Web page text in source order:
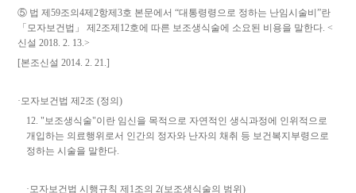
⑤ 법 제59조의4제2항제3호 본문에서“대통령령으로 정하는 난임시술비”란
「 모자보건법 」제2조제 12호에 따른 보조생식술에 소요된 비용을 말한다. <
신설2018. 2. 13.>
[본조신설2014. 2. 21.]
·모자보건법 제2조(정의)
12. " 보조생식술"이란 임신을 목적으로 자연적인 생식과정에 인위적으로
개입하는 의료행위로서 인간의 정자와 난자의 채취 등 보건복지부령으로
정하는 시술을 말한다
·모자보건법 시행규칙 제 1조의2(보조생식술의 범위)